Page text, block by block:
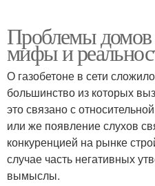
Проблемы при
перестановке
Основные изменения
Проблемы при
Проблемы домов
мифы и
О газобетоне в сети
большинство из которых
это связано с
или же появление слухов
конкуренцией на рынке
случае часть негативных
вымыслы.